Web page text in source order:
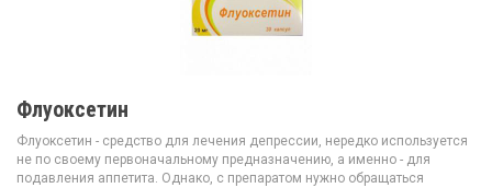
Флуоксетин
Флуоксетин - средство для лечения депрессии, нередко используется
не по своему первоначальному предназначению, а именно - для
подавления аппетита. Однако, с препаратом нужно обращаться